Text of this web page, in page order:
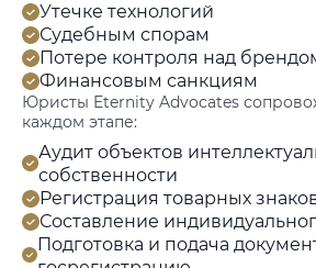
Утечке технологий
Судебным спорам
Потере контроля над
Финансовым санкциям
Юристы Eternity Advocates
каждом этапе:
Аудит объектов
собственности
Регистрация товарных
Составление
Подготовка и подача